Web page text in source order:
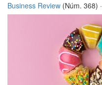
Business Review (Núm. 368) ·